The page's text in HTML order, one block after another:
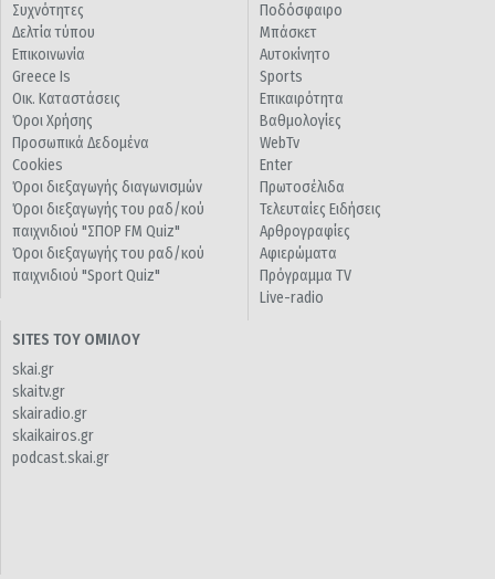
Συχνότητες
Δελτία τύπου
Επικοινωνία
Greece Is
Οικ. Καταστάσεις
Όροι Χρήσης
Προσωπικά Δεδομένα
Cookies
Όροι διεξαγωγής διαγωνισμών
Όροι διεξαγωγής του ραδ/κού
παιχνιδιού "ΣΠΟΡ FM Quiz"
Όροι διεξαγωγής του ραδ/κού
παιχνιδιού "Sport Quiz"
Ποδόσφαιρο
Μπάσκετ
Αυτοκίνητο
Sports
Επικαιρότητα
Βαθμολογίες
WebTv
Enter
Πρωτοσέλιδα
Τελευταίες Ειδήσεις
Αρθρογραφίες
Αφιερώματα
Πρόγραμμα TV
Live-radio
SITES ΤΟΥ ΟΜΙΛΟΥ
skai.gr
skaitv.gr
skairadio.gr
skaikairos.gr
podcast.skai.gr